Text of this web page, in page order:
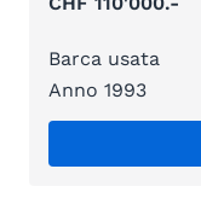
Barca usata
Anno 1993